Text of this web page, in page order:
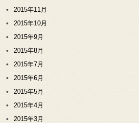
2015年11月
2015年10月
2015年9月
2015年8月
2015年7月
2015年6月
2015年5月
2015年4月
2015年3月